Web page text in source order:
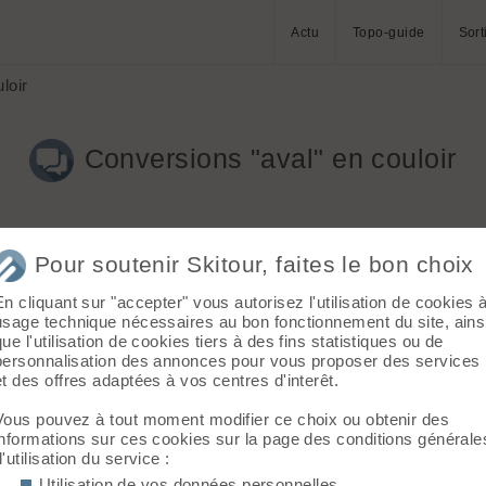
Actu Topo-guide
Conversions "aval" en couloir
... contexte remontée de couloir, pente forte,
peut il l'expliquer ?
Pour soutenir Skitour, faites le bon choix
cliquant sur "accepter" vous autorisez l'utilisation de cookies à
technique nécessaires au bon fonctionnement du site,
l'utilisation de cookies tiers à des fins statistiques ou de
des annonces pour vous proposer des services
des offres adaptées à vos centres d'interêt.
pouvez à tout moment modifier ce choix ou obtenir des
sur ces cookies sur la page des conditions
du service :